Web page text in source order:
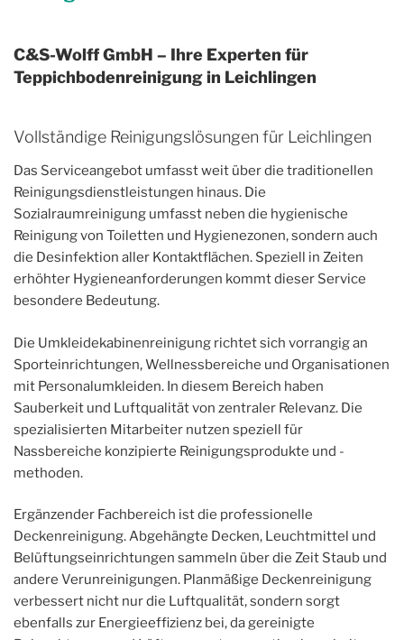
C&S-Wolff GmbH – Ihre Experten für
Teppichbodenreinigung in Leichlingen
Vollständige Reinigungslösungen für Leichlingen
Das Serviceangebot umfasst weit über die traditionellen
Reinigungsdienstleistungen hinaus. Die
Sozialraumreinigung umfasst neben die hygienische
Reinigung von Toiletten und Hygienezonen, sondern auch
die Desinfektion aller Kontaktflächen. Speziell in Zeiten
erhöhter Hygieneanforderungen kommt dieser Service
besondere Bedeutung.
Die Umkleidekabinenreinigung richtet sich vorrangig an
Sporteinrichtungen, Wellnessbereiche und Organisationen
mit Personalumkleiden. In diesem Bereich haben
Sauberkeit und Luftqualität von zentraler Relevanz. Die
spezialisierten Mitarbeiter nutzen speziell für
Nassbereiche konzipierte Reinigungsprodukte und -
methoden.
Ergänzender Fachbereich ist die professionelle
Deckenreinigung. Abgehängte Decken, Leuchtmittel und
Belüftungseinrichtungen sammeln über die Zeit Staub und
andere Verunreinigungen. Planmäßige Deckenreinigung
verbessert nicht nur die Luftqualität, sondern sorgt
ebenfalls zur Energieeffizienz bei, da gereinigte